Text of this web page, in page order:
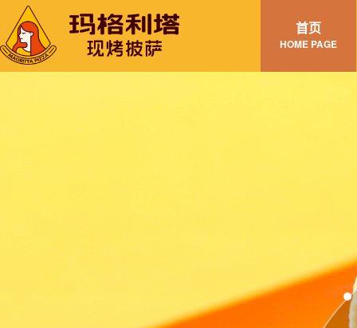
首页
HOME PAGE